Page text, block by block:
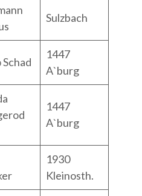
Sulzbach
1447
A`burg
1447
A`burg
1930
Kleinosth.